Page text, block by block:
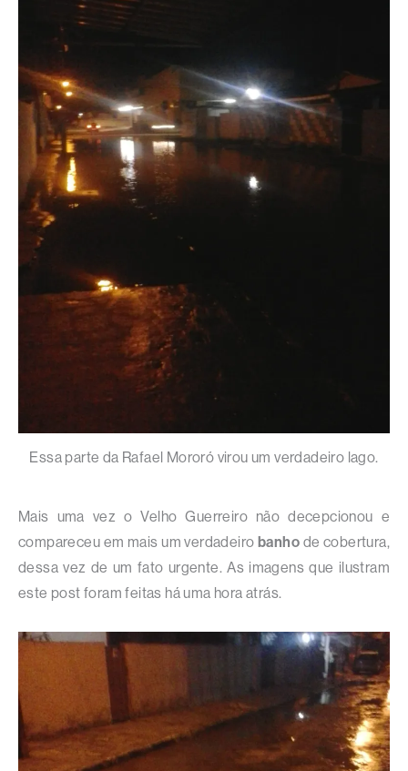
Essa parte da Rafael Mororó virou um verdadeiro lago.
Mais uma vez o Velho Guerreiro não decepcionou e
compareceu em mais um verdadeirobanho de cobertura,
dessa vez de um fato urgente. As imagens que ilustram
este post foram feitas há uma hora atrás.